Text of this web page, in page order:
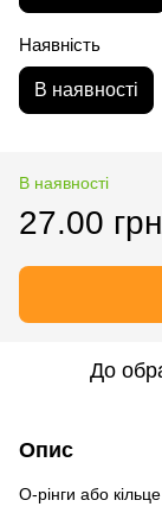
Наявність
В наявності
В наявності
27.00
До
Опис
О-рінги або